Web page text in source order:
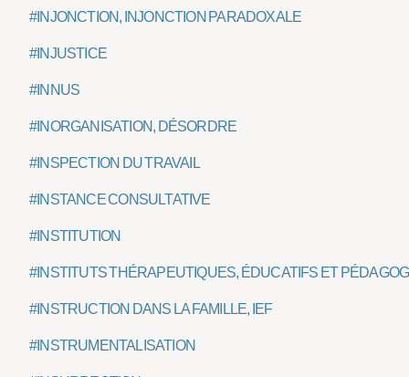
#INJONCTION, INJONCTION PARADOXALE
#INJUSTICE
#INNUS
#INORGANISATION, DÉSORDRE
#INSPECTION DU TRAVAIL
#INSTANCE CONSULTATIVE
#INSTITUTION
#INSTITUTS THÉRAPEUTIQUES, ÉDUCATIFS ET
#INSTRUCTION DANS LA FAMILLE, IEF
#INSTRUMENTALISATION